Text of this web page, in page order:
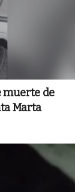
muerte de
Marta